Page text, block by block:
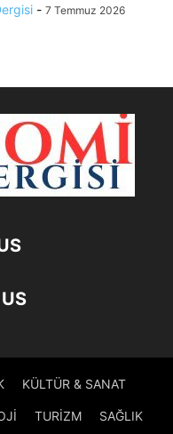
- 7 Temmuz 2026
KÜLTÜR & SANAT
TURİZM SAĞLIK